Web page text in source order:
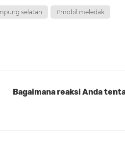
selatan #mobil meledak
Bagaimana reaksi Anda